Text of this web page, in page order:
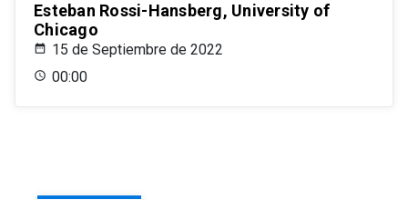
Esteban Rossi-Hansberg, University of
Chicago
15 de Septiembre de 2022
00:00